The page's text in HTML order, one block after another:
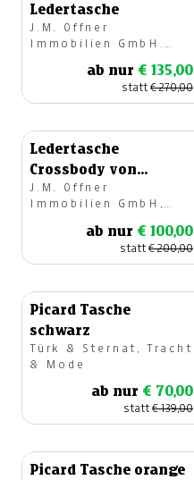
Ledertasche
J.M. Offner
Immobilien GmbH.
ab nur € 135,00
statt€ 270,00
Ledertasche
Crossbody von
Copenhagen
J.M. Offner
Immobilien GmbH,
ab nur € 100,00
statt€ 200,00
Picard Tasche
schwarz
Türk & Sternat, Tracht
& Mode
ab nur € 70,00
statt€ 139,00
Picard Tasche orange